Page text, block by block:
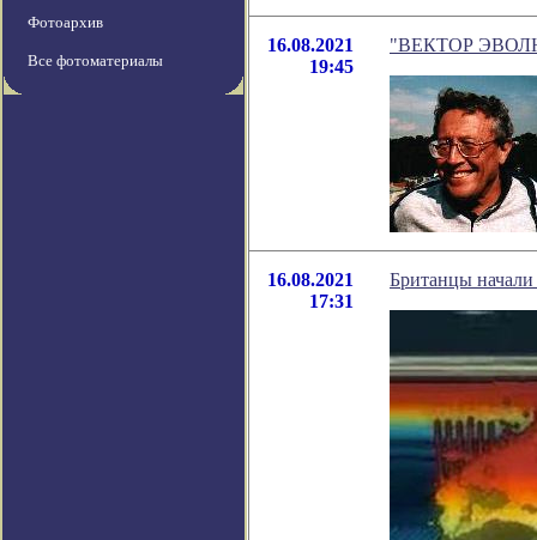
Фотоархив
Все фотоматериалы
16.08.2021
19:45
"ВЕКТОР
16.08.2021
17:31
Британцы начали